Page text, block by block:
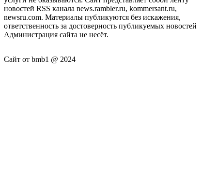
новостей RSS канала news.rambler.ru, kommersant.ru,
newsru.com. Материалы публикуются без искажения,
ответственность за достоверность публикуемых новостей
Администрация сайта не несёт.
Сайт от bmb1 @ 2024